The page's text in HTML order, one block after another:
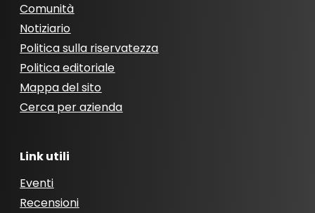
Comunità
Notiziario
Politica sulla riservatezza
Politica editoriale
Mappa del sito
Cerca per azienda
Link utili
Eventi
Recensioni